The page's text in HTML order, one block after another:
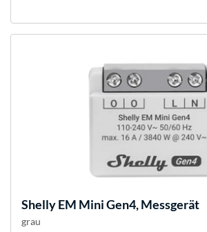
ShellyEM Mini Gen4, Messgerät
grau